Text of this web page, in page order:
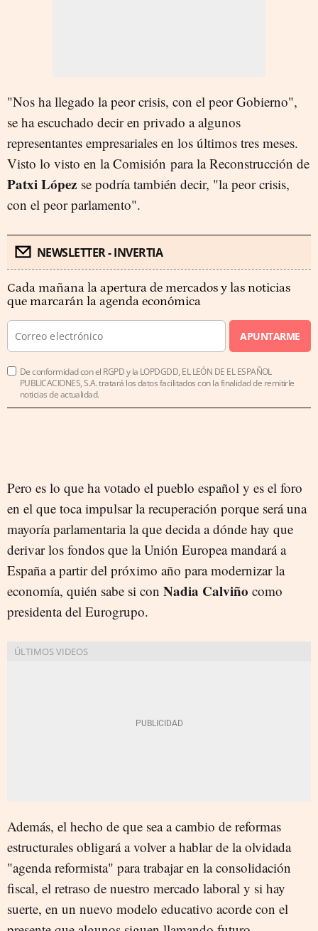
"Nos ha llegado la peor crisis, con el peor Gobierno",
se ha escuchado decir en privado a algunos
representantes empresariales en los últimos tres meses.
Visto lo visto en la Comisión para la Reconstrucción de
Patxi López se podría también decir, "la peor crisis,
con el peor parlamento".
NEWSLETTER - INVERTIA
Cada mañana la apertura de mercados y las noticias
que marcarán la agenda económica
APUNTARME
De conformidad con el RGPD y la LOPDGDD, EL LEÓN DE EL ESPAÑOL
PUBLICACIONES, S.A. tratará los datos facilitados con la finalidad de remitirle
noticias de actualidad.
Pero es lo que ha votado el pueblo español y es el foro
en el que toca impulsar la recuperación porque será una
mayoría parlamentaria la que decida a dónde hay que
derivar los fondos que la Unión Europea mandará a
España a partir del próximo año para modernizar la
economía, quién sabe si con Nadia Calviño como
presidenta del Eurogrupo.
Además, el hecho de que sea a cambio de reformas
estructurales obligará a volver a hablar de la olvidada
"agenda reformista" para trabajar en la consolidación
fiscal, el retraso de nuestro mercado laboral y si hay
suerte, en un nuevo modelo educativo acorde con el